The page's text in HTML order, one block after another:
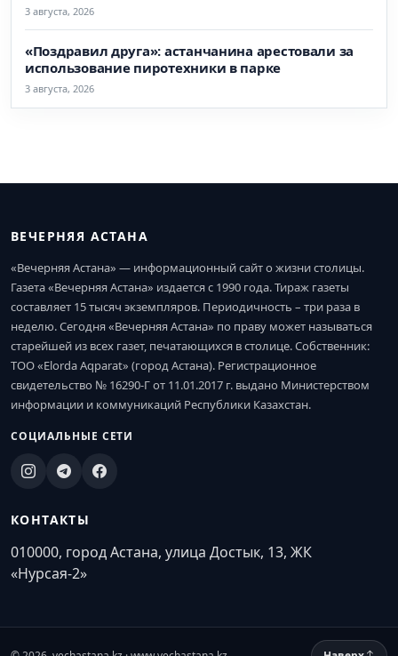
3 августа, 2026
«Поздравил друга»: астанчанина арестовали за
использование пиротехники в парке
3 августа, 2026
ВЕЧЕРНЯЯ АСТАНА
«Вечерняя Астана» — информационный сайт о жизни столицы.
Газета «Вечерняя Астана» издается с 1990 года. Тираж газеты
составляет 15 тысяч экземпляров. Периодичность – три раза в
неделю. Сегодня «Вечерняя Астана» по праву может называться
старейшей из всех газет, печатающихся в столице. Собственник:
ТОО «Elorda Aqparat» (город Астана). Регистрационное
свидетельство № 16290-Г от 11.01.2017 г. выдано Министерством
информации и коммуникаций Республики Казахстан.
СОЦИАЛЬНЫЕ СЕТИ
КОНТАКТЫ
010000, город Астана, улица Достык, 13, ЖК
«Нурсая-2»